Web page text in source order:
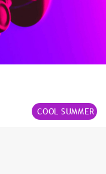
COOL SUMMER